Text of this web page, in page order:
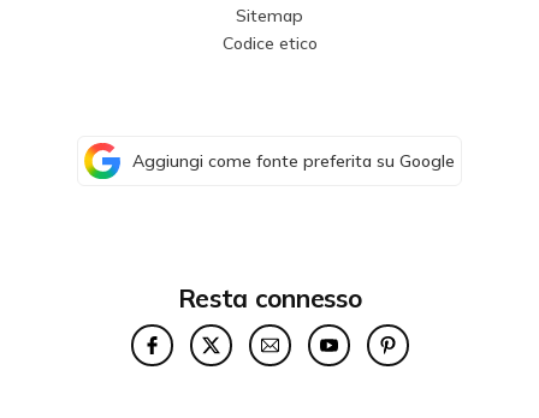
Sitemap
Codice etico
Aggiungi come fonte preferita su Google
Resta connesso